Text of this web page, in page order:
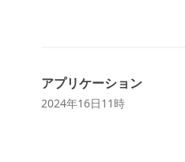
アプリケーション
2024年16日11時